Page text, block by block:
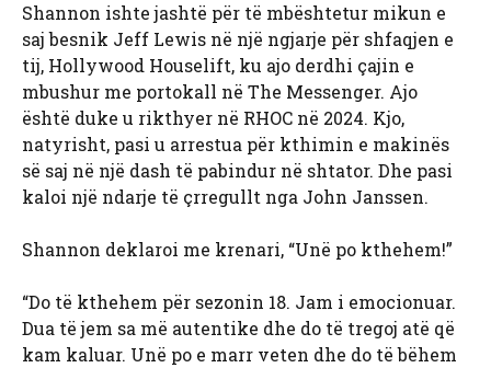
Shannon ishte jashtë për të mbështetur mikun e
saj besnik Jeff Lewis në një ngjarje për shfaqjen e
tij, Hollywood Houselift, ku ajo derdhi çajin e
mbushur me portokall në The Messenger. Ajo
është duke u rikthyer në RHOC në 2024. Kjo,
natyrisht, pasi u arrestua për kthimin e makinës
së saj në një dash të pabindur në shtator. Dhe pasi
kaloi një ndarje të çrregullt nga John Janssen.
Shannon deklaroi me krenari, “Unë po kthehem!”
“Do të kthehem për sezonin 18. Jam i emocionuar.
Dua të jem sa më autentike dhe do të tregoj atë që
kam kaluar. Unë po e marr veten dhe do të bëhem